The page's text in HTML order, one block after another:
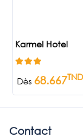
Karmel Hotel
Dès 68.667TND
Contact